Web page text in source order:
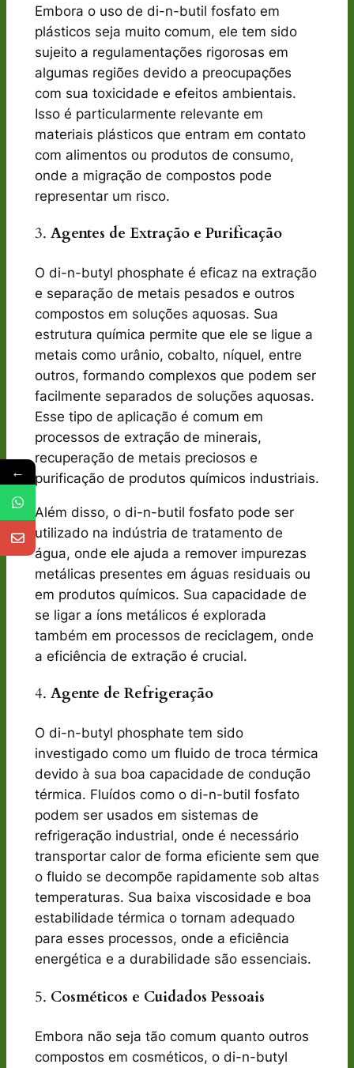
Embora o uso de di-n-butil fosfato em
plásticos seja muito comum, ele tem sido
sujeito a regulamentações rigorosas em
algumas regiões devido a preocupações
com sua toxicidade e efeitos ambientais.
Isso é particularmente relevante em
materiais plásticos que entram em contato
com alimentos ou produtos de consumo,
onde a migração de compostos pode
representar um risco.
3. Agentes de Extração e Purificação
O di-n-butyl phosphate é eficaz na extração
e separação de metais pesados e outros
compostos em soluções aquosas. Sua
estrutura química permite que ele se ligue a
metais como urânio, cobalto, níquel, entre
outros, formando complexos que podem ser
facilmente separados de soluções aquosas.
Esse tipo de aplicação é comum em
processos de extração de minerais,
recuperação de metais preciosos e
purificação de produtos químicos industriais.
Além disso, o di-n-butil fosfato pode ser
utilizado na indústria de tratamento de
água, onde ele ajuda a remover impurezas
metálicas presentes em águas residuais ou
em produtos químicos. Sua capacidade de
se ligar a íons metálicos é explorada
também em processos de reciclagem, onde
a eficiência de extração é crucial.
4. Agente de Refrigeração
O di-n-butyl phosphate tem sido
investigado como um fluido de troca térmica
devido à sua boa capacidade de condução
térmica. Fluídos como o di-n-butil fosfato
podem ser usados em sistemas de
refrigeração industrial, onde é necessário
transportar calor de forma eficiente sem que
o fluido se decompõe rapidamente sob altas
temperaturas. Sua baixa viscosidade e boa
estabilidade térmica o tornam adequado
para esses processos, onde a eficiência
energética e a durabilidade são essenciais.
5. Cosméticos e Cuidados Pessoais
Embora não seja tão comum quanto outros
compostos em cosméticos, o di-n-butyl
←